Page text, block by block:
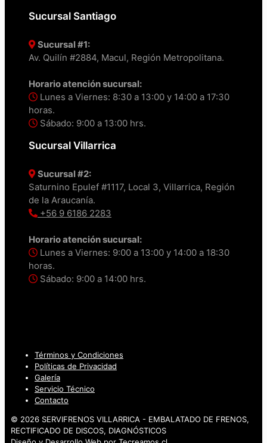
Sucursal Santiago
Sucursal #1:
Av. Quilín #2884, Macul, Región Metropolitana.
Horario atención sucursal:
Lunes a Viernes: 8:30 a 13:00 y 14:00 a 17:30
horas.
Sábado: 9:00 a 13:00 hrs.
Sucursal Villarrica
Sucursal #2:
Saturnino Epulef #1117, Local 3, Villarrica, Región
de la Araucanía.
+56 9 6186 2283
Horario atención sucursal:
Lunes a Viernes: 9:00 a 13:00 y 14:00 a 18:30
horas.
Sábado: 9:00 a 14:00 hrs.
Términos y Condiciones
Políticas de Privacidad
Galería
Servicio Técnico
Contacto
© 2026 SERVIFRENOS VILLARRICA - EMBALATADO DE FRENOS,
RECTIFICADO DE DISCOS, DIAGNÓSTICOS